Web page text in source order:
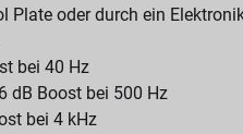
Plate oder durch ein
bei 40 Hz
dB Boost bei 500 Hz
bei 4 kHz